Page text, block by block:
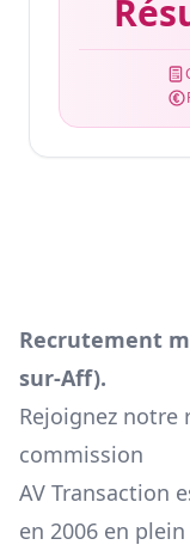
Recrutement
sur-Aff).
Rejoignez notre
commission
AV Transaction
en 2006 en